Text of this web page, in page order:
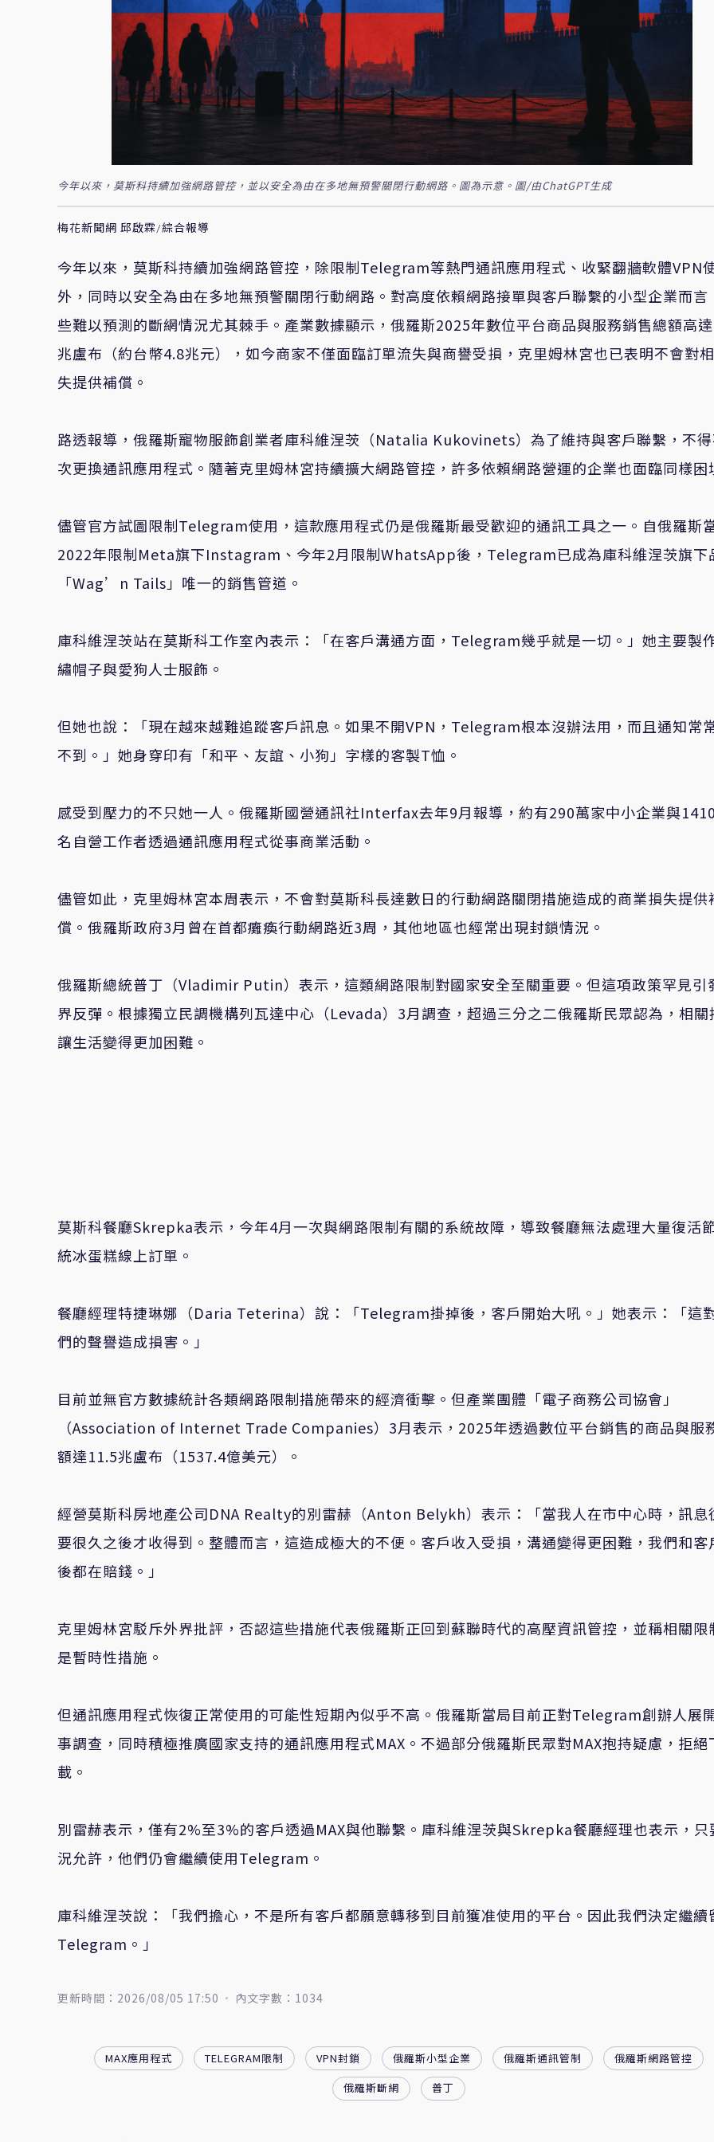
今年以來，莫斯科持續加強網路管控，並以安全為由在多地無預警關閉行動網路。圖為示意。圖/由ChatGPT生成
梅花新聞網 邱啟霖/綜合報導
今年以來，莫斯科持續加強網路管控，除限制Telegram等熱門通訊應用程式、收緊翻牆軟體VPN
外，同時以安全為由在多地無預警關閉行動網路。對高度依賴網路接單與客戶聯繫的小型企業而言
些難以預測的斷網情況尤其棘手。產業數據顯示，俄羅斯2025年數位平台商品與服務銷售總額高
兆盧布（約台幣4.8兆元），如今商家不僅面臨訂單流失與商譽受損，克里姆林宮也已表明不會對
失提供補償。
路透報導，俄羅斯寵物服飾創業者庫科維涅茨（Natalia Kukovinets）為了維持與客戶聯繫，不
次更換通訊應用程式。隨著克里姆林宮持續擴大網路管控，許多依賴網路營運的企業也面臨同樣困
儘管官方試圖限制Telegram使用，這款應用程式仍是俄羅斯最受歡迎的通訊工具之一。自俄羅斯
2022年限制Meta旗下Instagram、今年2月限制WhatsApp後，Telegram已成為庫科維涅茨旗下
「Wag’n Tails」唯一的銷售管道。
庫科維涅茨站在莫斯科工作室內表示：「在客戶溝通方面，Telegram幾乎就是一切。」她主要製
繡帽子與愛狗人士服飾。
但她也說：「現在越來越難追蹤客戶訊息。如果不開VPN，Telegram根本沒辦法用，而且通知常
不到。」她身穿印有「和平、友誼、小狗」字樣的客製T恤。
感受到壓力的不只她一人。俄羅斯國營通訊社Interfax去年9月報導，約有290萬家中小企業與
名自營工作者透過通訊應用程式從事商業活動。
儘管如此，克里姆林宮本周表示，不會對莫斯科長達數日的行動網路關閉措施造成的商業損失提供
償。俄羅斯政府3月曾在首都癱瘓行動網路近3周，其他地區也經常出現封鎖情況。
俄羅斯總統普丁（Vladimir Putin）表示，這類網路限制對國家安全至關重要。但這項政策罕見引
界反彈。根據獨立民調機構列瓦達中心（Levada）3月調查，超過三分之二俄羅斯民眾認為，相關
讓生活變得更加困難。
莫斯科餐廳Skrepka表示，今年4月一次與網路限制有關的系統故障，導致餐廳無法處理大量復活
統冰蛋糕線上訂單。
餐廳經理特捷琳娜（Daria Teterina）說：「Telegram掛掉後，客戶開始大吼。」她表示：「這
們的聲譽造成損害。」
目前並無官方數據統計各類網路限制措施帶來的經濟衝擊。但產業團體「電子商務公司協會」
（Association of Internet Trade Companies）3月表示，2025年透過數位平台銷售的商品與服
額達11.5兆盧布（1537.4億美元）。
經營莫斯科房地產公司DNA Realty的別雷赫（Anton Belykh）表示：「當我人在市中心時，訊息
要很久之後才收得到。整體而言，這造成極大的不便。客戶收入受損，溝通變得更困難，我們和客
後都在賠錢。」
克里姆林宮駁斥外界批評，否認這些措施代表俄羅斯正回到蘇聯時代的高壓資訊管控，並稱相關限
是暫時性措施。
但通訊應用程式恢復正常使用的可能性短期內似乎不高。俄羅斯當局目前正對Telegram創辦人展
事調查，同時積極推廣國家支持的通訊應用程式MAX。不過部分俄羅斯民眾對MAX抱持疑慮，拒絕
載。
別雷赫表示，僅有2%至3%的客戶透過MAX與他聯繫。庫科維涅茨與Skrepka餐廳經理也表示，只
況允許，他們仍會繼續使用Telegram。
庫科維涅茨說：「我們擔心，不是所有客戶都願意轉移到目前獲准使用的平台。因此我們決定繼續
Telegram。」
更新時間：2026/08/05 17:50 內文字數：1034
MAX應用程式 TELEGRAM限制 VPN封鎖 俄羅斯小型企業 俄羅斯通訊管制
俄羅斯網路管控
俄羅斯斷網
普丁